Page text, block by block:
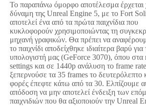
Το παραπάνω όμορφο αποτέλεσμα έρχεται
δύναμη της Unreal Engine 5, με το Fort
αποτελεί ένα από τα πρώτα παιχνίδια που
κυκλοφορούν χρησιμοποιώντας τη
μηχανή γραφικών. Θα πρέπει να
το παιχνίδι αποδείχθηκε ιδιαίτερα βαρύ για
υπολογιστή μας (GeForce 3070), όπου στα
settings και σε 1440p ανάλυση το frame
ξεπερνούσε τα 35 frames το δευτερόλεπτο
φορές έπεφτε κάτω από τα 30. Ελπίζουμε
απόδοση να μην αποτελεί ένδειξη των
παιχνιδιών που θα αξιοποιούν την Unreal